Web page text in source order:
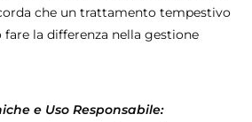
che un trattamento tempestivo
fare la differenza nella gestione
e Uso Responsabile: